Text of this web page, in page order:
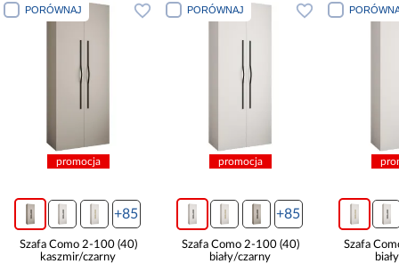
PORÓWNAJ
promocja
+85
Szafa Como 2-100 (40)
kaszmir/czarny
PORÓWNAJ
promocja
+85
Szafa Como 2-100 (40)
biały/czarny
Szafa